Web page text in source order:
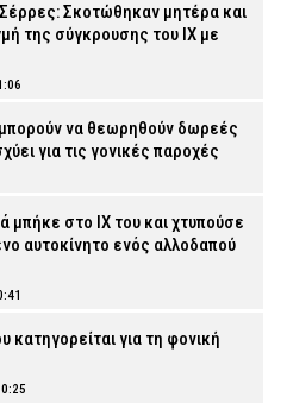
Σκοτώθηκαν μητέρα και
της σύγκρουσης του ΙΧ με
να θεωρηθούν δωρεές
για τις γονικές παροχές
στο ΙΧ του και χτυπούσε
αυτοκίνητο ενός αλλοδαπού
κατηγορείται για τη φονική